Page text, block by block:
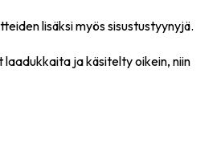
lisäksi myös sisustustyynyjä.
ja käsitelty oikein, niin